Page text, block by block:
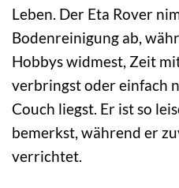
Leben. Der Eta Rover
Bodenreinigung ab,
Hobbys widmest, Zeit
verbringst oder einfach
Couch liegst. Er ist so
bemerkst, während er
verrichtet.